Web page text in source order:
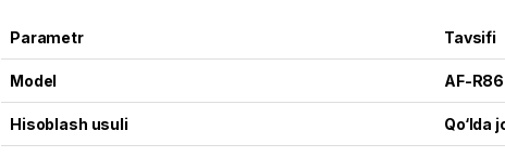
Parametr Tavsifi
Model AF-
Hisoblash usuli Qo‘lda